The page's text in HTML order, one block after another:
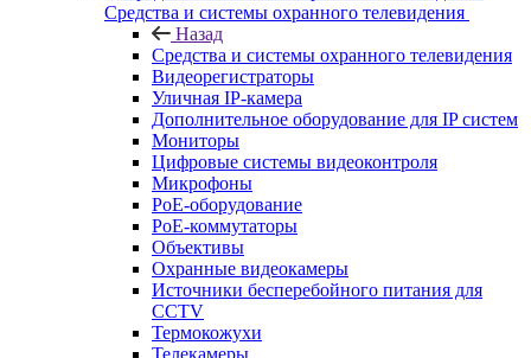
Средства и системы охранного телевидения
Назад
Средства и системы охранного телевидения
Видеорегистраторы
Уличная IP-камера
Дополнительное оборудование для IP систем
Мониторы
Цифровые системы видеоконтроля
Микрофоны
PoE-оборудование
PoE-коммутаторы
Объективы
Охранные видеокамеры
Источники бесперебойного питания для
CCTV
Термокожухи
Телекамеры